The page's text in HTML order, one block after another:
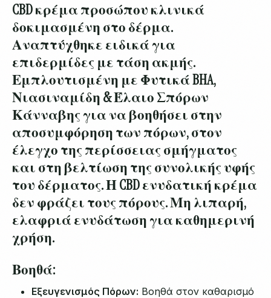
CBD κρέμα προσώπου κλινικά
δοκιμασμένη στο δέρμα.
Αναπτύχθηκε ειδικά για
επιδερμίδες με τάση ακμής.
Εμπλουτισμένη με Φυτικά BHA,
Νιασιναμίδη & Έλαιο Σπόρων
Κάνναβης για να βοηθήσει στην
αποσυμφόρηση των πόρων, στον
έλεγχο της περίσσειας σμήγματος
και στη βελτίωση της συνολικής υφής
του δέρματος. Η CBD ενυδατική κρέμα
δεν φράζει τους πόρους. Μη λιπαρή,
ελαφριά ενυδάτωση για καθημερινή
χρήση.
Βοηθά:
Εξευγενισμός Πόρων: Βοηθά στον καθαρισμό